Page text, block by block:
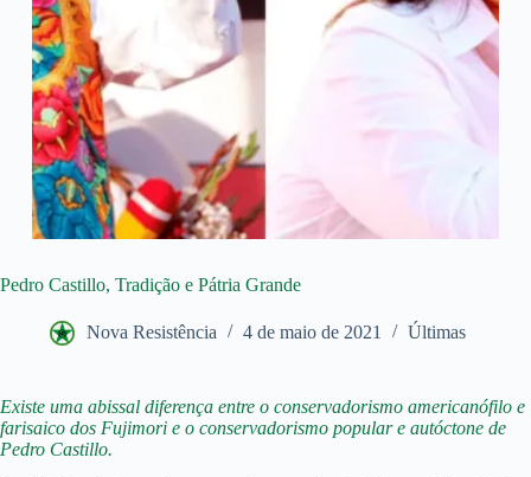
Pedro Castillo, Tradição e Pátria Grande
Nova Resistência 4 de maio de 2021 Últimas
Existe uma abissal diferença entre o conservadorismo americanófilo e
farisaico dos Fujimori e o conservadorismo popular e autóctone de
Pedro Castillo.